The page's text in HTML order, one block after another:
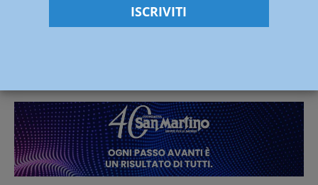
Piacenza si fa smart, tecnologia per